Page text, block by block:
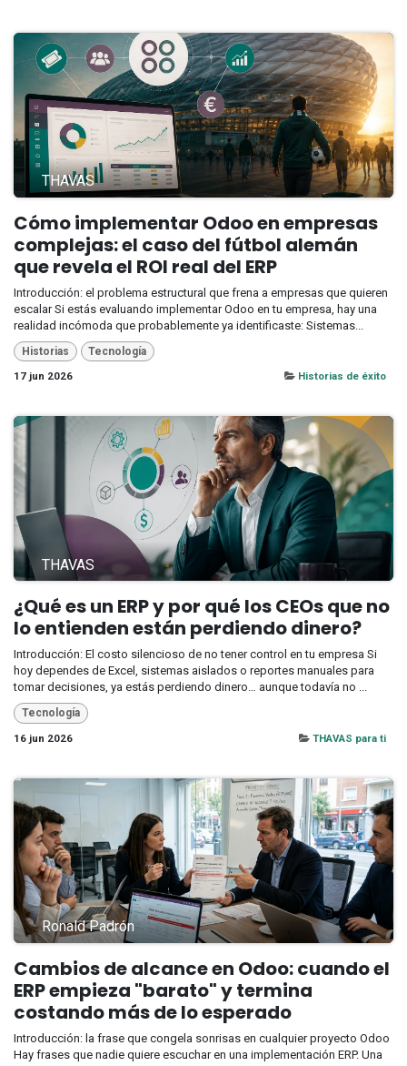
THAVAS
Cómo implementar Odoo en empresas
complejas: el caso del fútbol alemán
que revela el ROI real del ERP
Introducción: el problema estructural que frena a empresas que quieren
escalar Si estás evaluando implementar Odoo en tu empresa, hay una
realidad incómoda que probablemente ya identificaste: Sistemas...
Historias
Tecnología
17 jun 2026
Historias de éxito
THAVAS
¿Qué es un ERP y por qué los CEOs que no
lo entienden están perdiendo dinero?
Introducción: El costo silencioso de no tener control en tu empresa Si
hoy dependes de Excel, sistemas aislados o reportes manuales para
tomar decisiones, ya estás perdiendo dinero… aunque todavía no ...
Tecnología
16 jun 2026
THAVAS para ti
Ronald Padrón
Cambios de alcance en Odoo: cuando el
ERP empieza "barato" y termina
costando más de lo esperado
Introducción: la frase que congela sonrisas en cualquier proyecto Odoo
Hay frases que nadie quiere escuchar en una implementación ERP. Una